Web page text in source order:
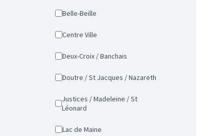
Belle-Beille
Centre Ville
Deux-Croix / Banchais
Doutre / St Jacques / Nazareth
Justices / Madeleine / St
Léonard
Lac de Maine